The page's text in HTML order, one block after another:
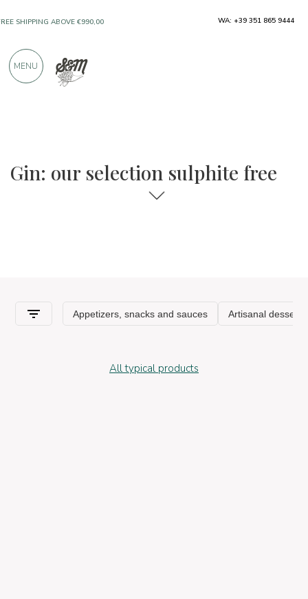
Gin: our selection sulphite free
All typical products
SHIPPING ABOVE €990,00
PRODUCTS FROM EXCELLENT
WA: +39 351 865 9444
MENU